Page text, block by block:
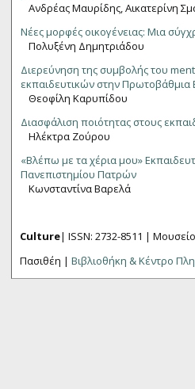
Ανδρέας Μαυρίδης, Αικατερίνη
Νέες μορφές οικογένειας: Μια
Πολυξένη Δημητριάδου
Διερεύνηση της συμβολής του
εκπαιδευτικών στην Πρωτοβάθμια
Θεοφίλη Καρυπίδου
Διασφάλιση ποιότητας στους
Ηλέκτρα Ζούρου
«Βλέπω με τα χέρια μου»
Πανεπιστημίου Πατρών
Κωνσταντίνα Βαρελά
Culture| ISSN: 2732-8511 |
Πασιθέη | Βιβλιοθήκη & Κέντρο